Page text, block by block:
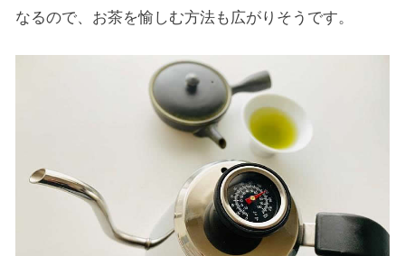
なるので、お茶を愉しむ方法も広がりそうです。